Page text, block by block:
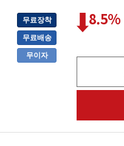
무료장착
무료배송
무이자
8.5%